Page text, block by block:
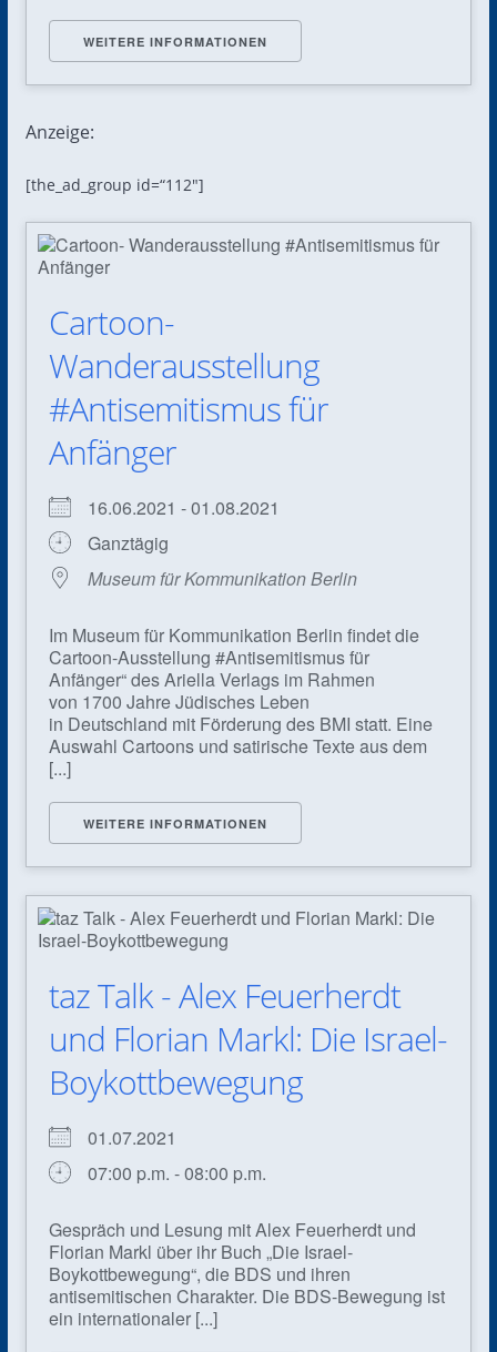
WEITERE INFORMATIONEN
Anzeige:
[the_ad_group id=“112″]
Cartoon-
Wanderausstellung
#Antisemitismus für
Anfänger
16.06.2021 - 01.08.2021
Ganztägig
Museum für Kommunikation Berlin
Im Museum für Kommunikation Berlin findet die
Cartoon-Ausstellung #Antisemitismus für
Anfänger“ des Ariella Verlags im Rahmen
von 1700 Jahre Jüdisches Leben
in Deutschland mit Förderung des BMI statt. Eine
Auswahl Cartoons und satirische Texte aus dem
[...]
WEITERE INFORMATIONEN
taz Talk - Alex Feuerherdt
und Florian Markl: Die Israel-
Boykottbewegung
01.07.2021
07:00 p.m. - 08:00 p.m.
Gespräch und Lesung mit Alex Feuerherdt und
Florian Markl über ihr Buch „Die Israel-
Boykottbewegung“, die BDS und ihren
antisemitischen Charakter. Die BDS-Bewegung ist
ein internationaler [...]